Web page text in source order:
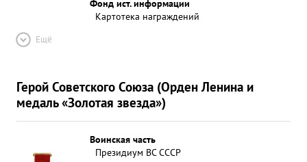
Фонд ист. информации
Картотека награждений
Ещё
Герой Советского Союза (Орден Ленина и
медаль «Золотая звезда»)
Воинская часть
Президиум ВС СССР